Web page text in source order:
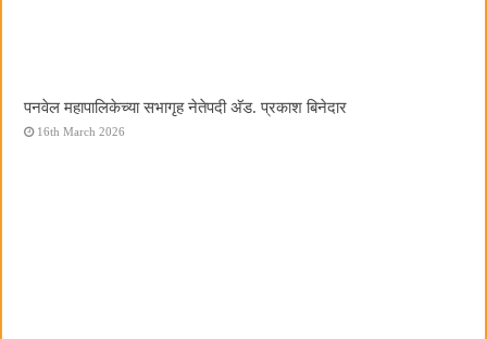
पनवेल महापालिकेच्या सभागृह नेतेपदी अ‍ॅड. प्रकाश बिनेदार
16th March 2026